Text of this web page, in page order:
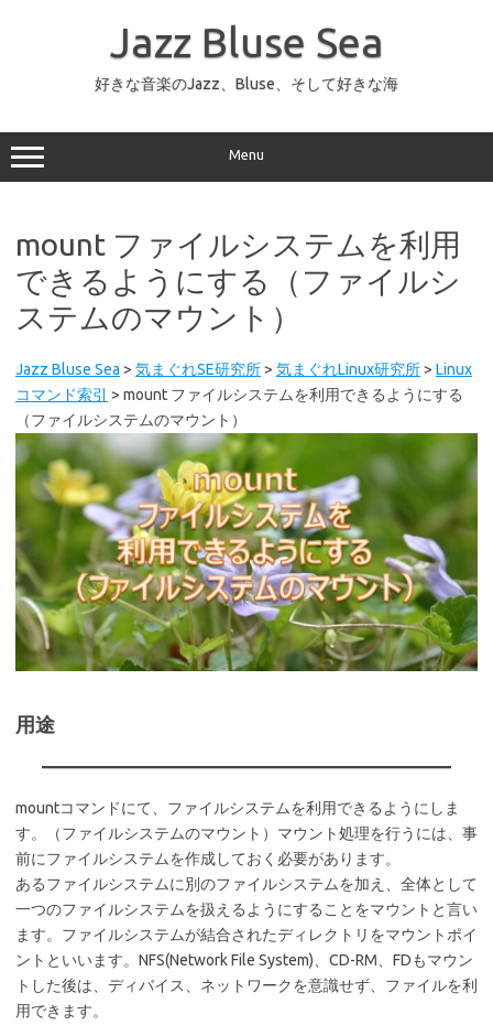
ッ
プ
Jazz Bluse Sea
好きな音楽のJazz、Bluse、そして好きな海
Menu
mount ファイルシステムを利用
できるようにする（ファイルシ
ステムのマウント）
Jazz Bluse Sea > 気まぐれSE研究所> 気まぐれLinux研究所> Linux
コマンド索引
> mount ファイルシステムを利用できるようにする
（ファイルシステムのマウント）
用途
mountコマンドにて、ファイルシステムを利用できるようにしま
す。（ファイルシステムのマウント）マウント処理を行うには、事
前にファイルシステムを作成しておく必要があります。
あるファイルシステムに別のファイルシステムを加え、全体として
一つのファイルシステムを扱えるようにすることをマウントと言い
ます。ファイルシステムが結合されたディレクトリをマウントポイ
ントといいます。NFS(Network File System)、CD-RM、FDもマウン
トした後は、ディバイス、ネットワークを意識せず、ファイルを利
用できます。